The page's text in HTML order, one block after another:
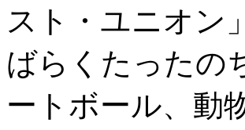
スト・ユニオン
ばらくたったの
ートボール、動